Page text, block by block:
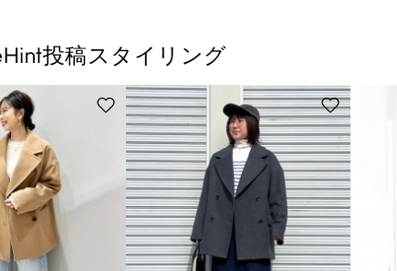
投稿スタイリング